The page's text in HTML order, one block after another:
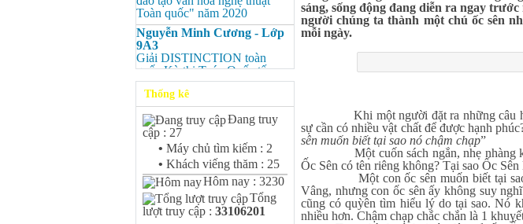
Toàn quốc" năm 2020
Nguyễn Minh Cương - Lớp
9A3
Giải DISTINCTION toàn
quốc Kỳ thi Toán Quốc tế
Kangaroo – IKMC 2020
Nguyễn Minh Cương - Lớp
9A3
Giải Ba kỳ thi chọn HSG cấp
tỉnh môn Toán.
Bùi Quang Minh - Lớp 9A3
Giải DISTINCTION Toàn
quốc Kỳ thi Toán Quốc tế
Kangaroo – IKMC 2020
Bùi Quang Minh - Lớp 9A3
Thống kê
Đang truy
cập : 27
• Máy chủ tìm kiếm : 2
• Khách viếng thăm : 25
Hôm nay : 3230
Tổng
lượt truy cập : 33106201
sáng, sống động đang diễn ra ngay
người chúng ta thành một chú ốc sên
mỗi ngày.
Khi một người đặt ra những câu hỏi
sự cần có nhiều vật chất để được hạnh
sên muốn biết tại sao nó chậm chạp”
Một cuốn sách ngắn, nhẹ nhàng kể
Ốc Sên có tên riêng không? Tại sao Ốc Sên
Một con ốc sên muốn biết tại sao nó
Vâng, nhưng con ốc sên ấy không suy
cũng có quỳên tìm hiểu lý do tại sao. Nó
nhiều hơn. Chậm chạp chắc chắn là 1